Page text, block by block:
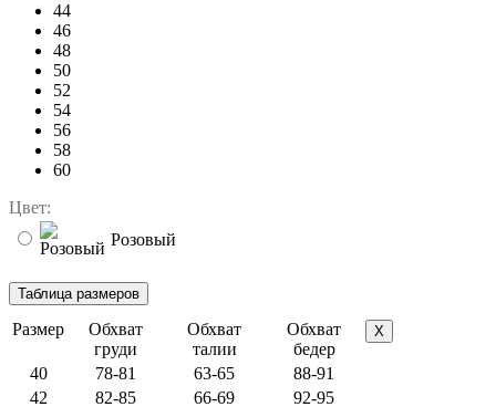
44
46
48
50
52
54
56
58
60
Цвет:
Розовый
Размер
Обхват
груди
Обхват
талии
Обхват
бедер
X
40 78-81 63-65
88-91
42
82-85 66-69
92-95